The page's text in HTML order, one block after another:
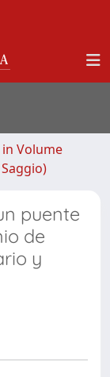
Volume
puente
de
y